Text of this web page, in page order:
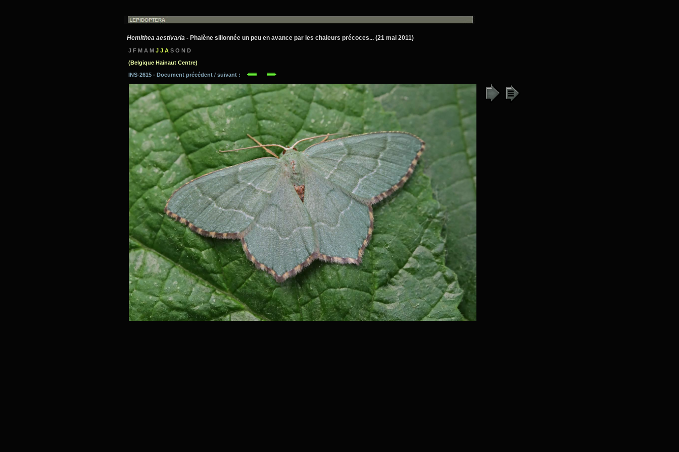
Hemithea aestivaria - Phalène sillonnée un peu en avance par les chaleurs précoces... (21 mai 2011)
J F M A M J J A S O N D
(Belgique Hainaut Centre)
INS-2615 - Document précédent / suivant :